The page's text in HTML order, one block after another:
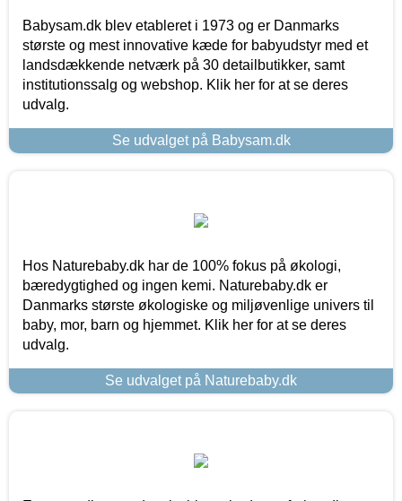
Babysam.dk blev etableret i 1973 og er Danmarks
største og mest innovative kæde for babyudstyr med et
landsdækkende netværk på 30 detailbutikker, samt
institutionssalg og webshop. Klik her for at se deres
udvalg.
Se udvalget på Babysam.dk
Hos Naturebaby.dk har de 100% fokus på økologi,
bæredygtighed og ingen kemi. Naturebaby.dk er
Danmarks største økologiske og miljøvenlige univers til
baby, mor, barn og hjemmet. Klik her for at se deres
udvalg.
Se udvalget på Naturebaby.dk